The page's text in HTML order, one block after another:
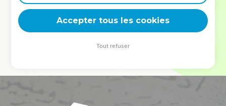
deviennent vos tremplins. Que vous guidiez un ministère, une
équipe, un groupe ou une famille, leur expérience est faite
Accepter tous les cookies
Tout refuser